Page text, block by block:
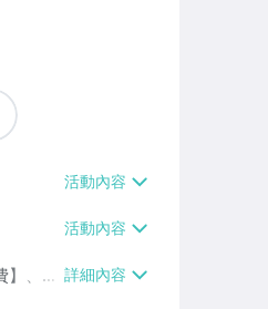
】、7-
滿5件